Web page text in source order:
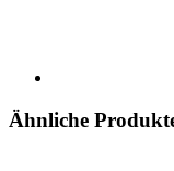
Ähnliche